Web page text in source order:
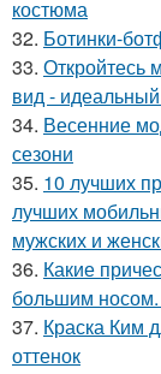
костюма
32. Ботинки-
33. Откройтесь
вид -
34. Весенние
сезони
35. 10 лучших
лучших
мужских и
36. Какие
большим
37. Краска Ким
оттенок